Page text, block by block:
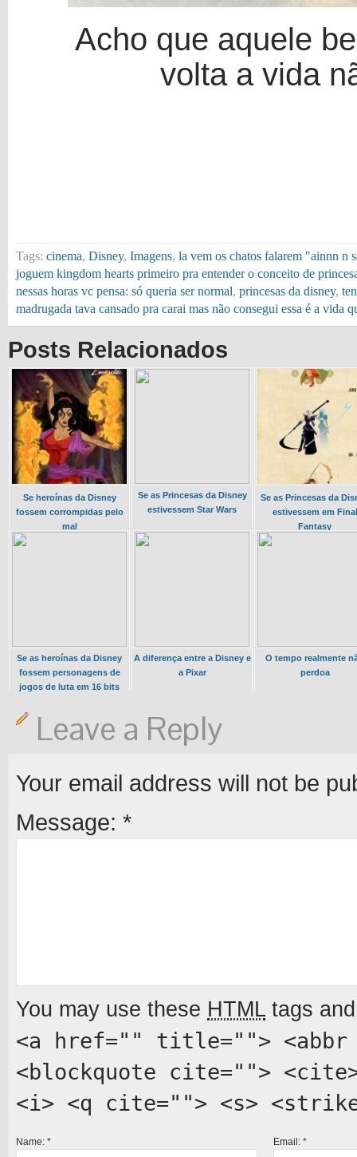
Acho que aquele
volta a vida
Tags: cinema, Disney, Imagens, la vem os chatos falarem "ainnn n
joguem kingdom hearts primeiro pra entender o conceito de
nessas horas vc pensa: só queria ser normal, princesas da disney,
madrugada tava cansado pra carai mas não consegui essa é a vida
Posts Relacionados
Se heroínas da Disney
fossem corrompidas pelo
mal
Se as Princesas da Disney
estivessem Star Wars
Se as Princesas da
estivessem em Final
Fantasy
Se as heroínas da Disney
fossem personagens de
jogos de luta em 16 bits
A diferença entre a Disney e
a Pixar
O tempo realmente
perdoa
Leave a Reply
Your email address will not be
Message: *
You may use these HTMLtags
<a href="" title="">
<blockquote cite="">
<i> <q cite=""> <s>
Name: * Email:*